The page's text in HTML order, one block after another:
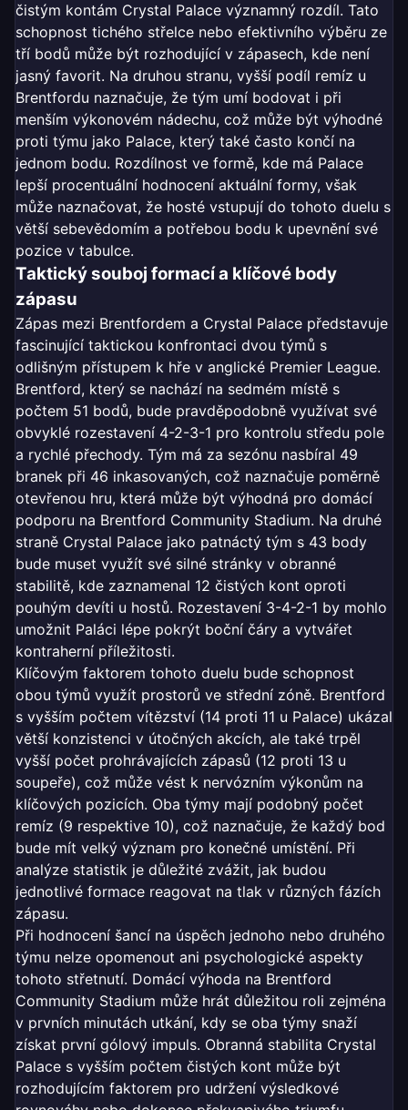
čistým kontám Crystal Palace významný rozdíl. Tato
schopnost tichého střelce nebo efektivního výběru ze
tří bodů může být rozhodující v zápasech, kde není
jasný favorit. Na druhou stranu, vyšší podíl remíz u
Brentfordu naznačuje, že tým umí bodovat i při
menším výkonovém nádechu, což může být výhodné
proti týmu jako Palace, který také často končí na
jednom bodu. Rozdílnost ve formě, kde má Palace
lepší procentuální hodnocení aktuální formy, však
může naznačovat, že hosté vstupují do tohoto duelu s
větší sebevědomím a potřebou bodu k upevnění své
pozice v tabulce.
Taktický souboj formací a klíčové body
zápasu
Zápas mezi Brentfordem a Crystal Palace představuje
fascinující taktickou konfrontaci dvou týmů s
odlišným přístupem k hře v anglické Premier League.
Brentford, který se nachází na sedmém místě s
počtem 51 bodů, bude pravděpodobně využívat své
obvyklé rozestavení 4-2-3-1 pro kontrolu středu pole
a rychlé přechody. Tým má za sezónu nasbíral 49
branek při 46 inkasovaných, což naznačuje poměrně
otevřenou hru, která může být výhodná pro domácí
podporu na Brentford Community Stadium. Na druhé
straně Crystal Palace jako patnáctý tým s 43 body
bude muset využít své silné stránky v obranné
stabilitě, kde zaznamenal 12 čistých kont oproti
pouhým devíti u hostů. Rozestavení 3-4-2-1 by mohlo
umožnit Paláci lépe pokrýt boční čáry a vytvářet
kontraherní příležitosti.
Klíčovým faktorem tohoto duelu bude schopnost
obou týmů využít prostorů ve střední zóně. Brentford
s vyšším počtem vítězství (14 proti 11 u Palace) ukázal
větší konzistenci v útočných akcích, ale také trpěl
vyšší počet prohrávajících zápasů (12 proti 13 u
soupeře), což může vést k nervózním výkonům na
klíčových pozicích. Oba týmy mají podobný počet
remíz (9 respektive 10), což naznačuje, že každý bod
bude mít velký význam pro konečné umístění. Při
analýze statistik je důležité zvážit, jak budou
jednotlivé formace reagovat na tlak v různých fázích
zápasu.
Při hodnocení šancí na úspěch jednoho nebo druhého
týmu nelze opomenout ani psychologické aspekty
tohoto střetnutí. Domácí výhoda na Brentford
Community Stadium může hrát důležitou roli zejména
v prvních minutách utkání, kdy se oba týmy snaží
získat první gólový impuls. Obranná stabilita Crystal
Palace s vyšším počtem čistých kont může být
rozhodujícím faktorem pro udržení výsledkové